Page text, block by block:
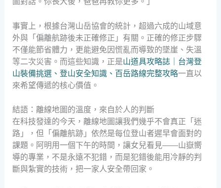
事實上，根據台灣山岳協會的統計，超過六成的山域意
外與「偏離航跡後未正確修正」有關。正確的修正步驟
不僅能節省體力，更能避免因慌亂而導致的墜崖、失溫
等二次災害。而這些知識，正是山道具攻略誌｜台灣登
山裝備挑選、登山安全知識、百岳路線完整攻略一直以
來希望傳遞的核心價值。
結語：離線地圖的溫度，來自於人的判斷
在科技發達的今天，離線地圖讓我們幾乎不會真正「迷
路」，但「偏離航跡」依然是每位登山者遲早會面對的
課題。阿明用一個下午的時間，讓女兒看見——山嶽嚮
導的專業，不是永遠不犯錯，而是犯錯後能用冷靜的判
斷與紮實的技術，把一家人安全帶回家。